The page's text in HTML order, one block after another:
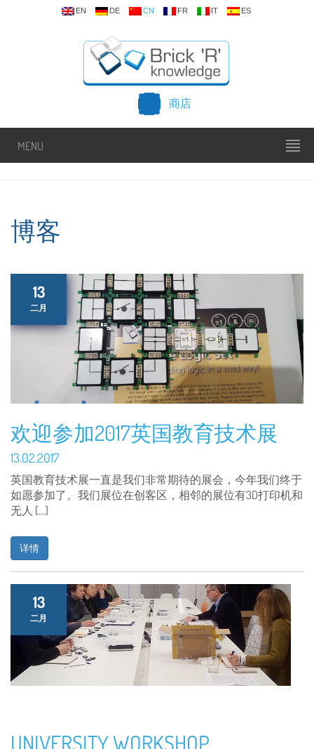
EN DE CN FR IT ES
商店
MENU
博客
13
二月
欢迎参加2017英国教育技术展
13.02.2017
英国教育技术展一直是我们非常期待的展会，今年我们终于
如愿参加了。我们展位在创客区，相邻的展位有3D打印机和
无人 […]
详情
13
二月
UNIVERSITY WORKSHOP